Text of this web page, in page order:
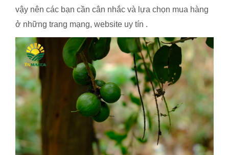
vậy nên các bạn cần cân nhắc và lựa chọn mua hàng
ở những trang mạng, website uy tín .